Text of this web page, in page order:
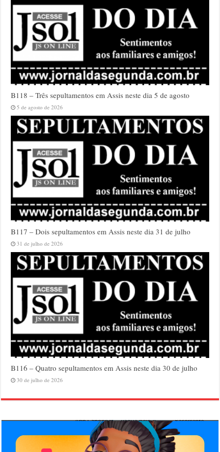
B118 – Três sepultamentos em Assis neste dia 5 de agosto
5 de agosto de 2026
B117 – Dois sepultamentos em Assis neste dia 31 de julho
31 de julho de 2026
B116 – Quatro sepultamentos em Assis neste dia 30 de julho
30 de julho de 2026